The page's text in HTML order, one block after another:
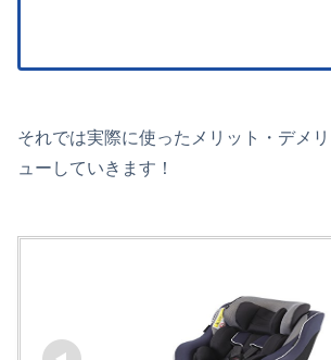
それでは実際に使ったメリット・デメ
ューしていきます！